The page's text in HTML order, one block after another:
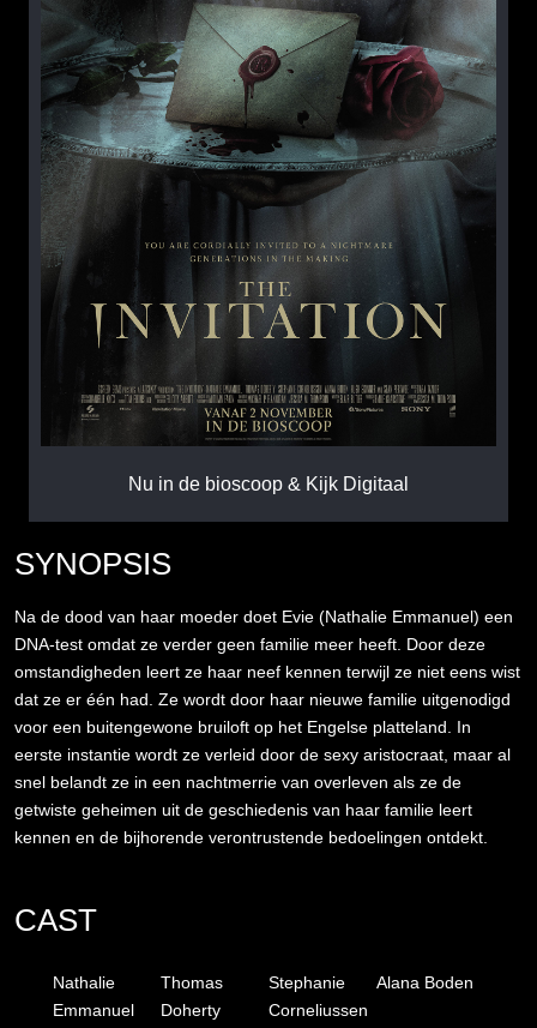
Nu in de bioscoop & Kijk Digitaal
SYNOPSIS
Na de dood van haar moeder doet Evie (Nathalie Emmanuel) een
DNA-test omdat ze verder geen familie meer heeft. Door deze
omstandigheden leert ze haar neef kennen terwijl ze niet eens wist
dat ze er één had. Ze wordt door haar nieuwe familie uitgenodigd
voor een buitengewone bruiloft op het Engelse platteland. In
eerste instantie wordt ze verleid door de sexy aristocraat, maar al
snel belandt ze in een nachtmerrie van overleven als ze de
getwiste geheimen uit de geschiedenis van haar familie leert
kennen en de bijhorende verontrustende bedoelingen ontdekt.
CAST
Nathalie
Emmanuel
Thomas
Doherty
Stephanie
Corneliussen
Alana Boden